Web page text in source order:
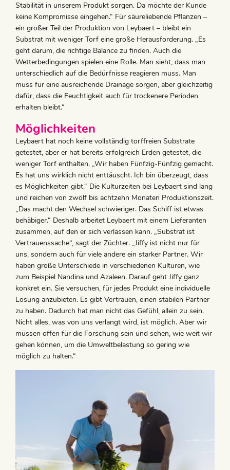
Stabilität in unserem Produkt sorgen. Da möchte der Kunde
keine Kompromisse eingehen.“ Für säureliebende Pflanzen –
ein großer Teil der Produktion von Leybaert – bleibt ein
Substrat mit weniger Torf eine große Herausforderung. „Es
geht darum, die richtige Balance zu finden. Auch die
Wetterbedingungen spielen eine Rolle. Man sieht, dass man
unterschiedlich auf die Bedürfnisse reagieren muss. Man
muss für eine ausreichende Drainage sorgen, aber gleichzeitig
dafür, dass die Feuchtigkeit auch für trockenere Perioden
erhalten bleibt.“
Möglichkeiten
Leybaert hat noch keine vollständig torffreien Substrate
getestet, aber er hat bereits erfolgreich Erden getestet, die
weniger Torf enthalten. „Wir haben Fünfzig-Fünfzig gemacht.
Es hat uns wirklich nicht enttäuscht. Ich bin überzeugt, dass
es Möglichkeiten gibt.“ Die Kulturzeiten bei Leybaert sind lang
und reichen von zwölf bis achtzehn Monaten Produktionszeit.
„Das macht den Wechsel schwieriger. Das Schiff ist etwas
behäbiger.“ Deshalb arbeitet Leybaert mit einem Lieferanten
zusammen, auf den er sich verlassen kann. „Substrat ist
Vertrauenssache“, sagt der Züchter. „Jiffy ist nicht nur für
uns, sondern auch für viele andere ein starker Partner. Wir
haben große Unterschiede in verschiedenen Kulturen, wie
zum Beispiel Nandina und Azaleen. Darauf geht Jiffy ganz
konkret ein. Sie versuchen, für jedes Produkt eine individuelle
Lösung anzubieten. Es gibt Vertrauen, einen stabilen Partner
zu haben. Dadurch hat man nicht das Gefühl, allein zu sein.
Nicht alles, was von uns verlangt wird, ist möglich. Aber wir
müssen offen für die Forschung sein und sehen, wie weit wir
gehen können, um die Umweltbelastung so gering wie
möglich zu halten.“